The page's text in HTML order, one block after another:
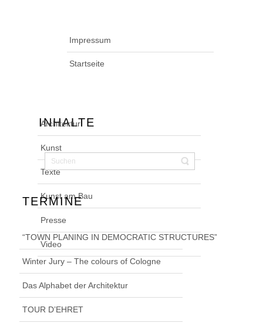
Impressum
Startseite
Architektur
Kunst
Texte
Kunst am Bau
Presse
Video
INHALTE
TERMINE
“TOWN PLANING IN DEMOCRATIC STRUCTURES”
Winter Jury – The colours of Cologne
Das Alphabet der Architektur
TOUR D’EHRET